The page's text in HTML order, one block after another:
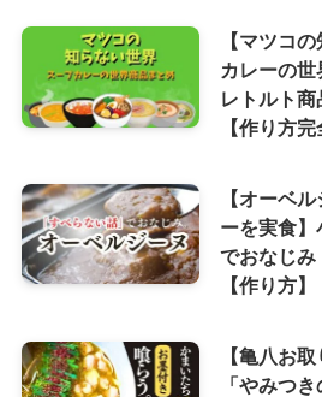
【マツコ
カレーの
レトルト
【作り方完
【オーベ
ーを実食
でおなじみ
【作り方】
【亀八お
「やみつ